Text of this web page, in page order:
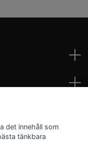
det innehåll som
tänkbara